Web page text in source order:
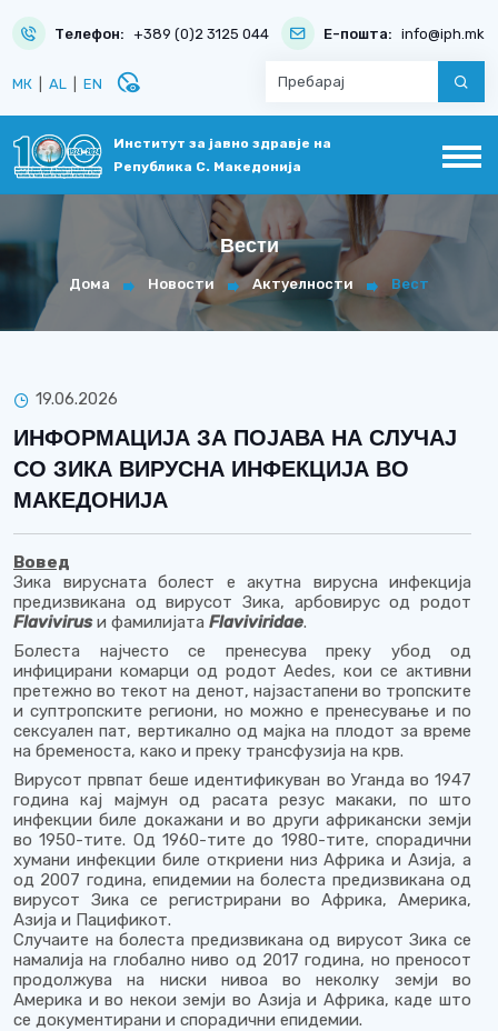
Телефон: +389 (0)2 3125 044 Е-пошта: info@iph.mk
МК AL EN disabled_visible
Институт за јавно здравје на
Република С. Македонија
Вести
Дома Новости Актуелности Вест
19.06.2026
ИНФОРМАЦИЈА ЗА ПОЈАВА НА СЛУЧАЈ
СО ЗИКА ВИРУСНА ИНФЕКЦИЈА ВО
МАКЕДОНИЈА
Вовед
Зика вирусната болест е акутна вирусна инфекција
предизвикана од вирусот Зика, арбовирус од родот
Flavivirusи фамилијата Flaviviridae.
Болеста најчесто се пренесува преку убод од
инфицирани комарци од родот Aedes, кои се активни
претежно во текот на денот, најзастапени во тропските
и суптропските региони, но можно е пренесување и по
сексуален пат, вертикално од мајка на плодот за време
на бременоста, како и преку трансфузија на крв.
Вирусот првпат беше идентификуван во Уганда во 1947
година кај мајмун од расата резус макаки, по што
инфекции биле докажани и во други африкански земји
во 1950-тите. Од 1960-тите до 1980-тите, спорадични
хумани инфекции биле откриени низ Африка и Азија, а
од 2007 година, епидемии на болеста предизвикана од
вирусот Зика се регистрирани во Африка, Америка,
Азија и Пацификот.
Случаите на болеста предизвикана од вирусот Зика се
намалија на глобално ниво од 2017 година, но преносот
продолжува на ниски нивоа во неколку земји во
Америка и во некои земји во Азија и Африка, каде што
се документирани и спорадични епидемии.